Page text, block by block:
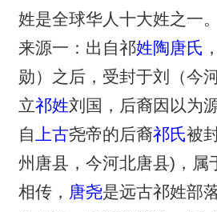
姓是全球华人十大姓之一。
来源一：出自祁姓陶唐氏
勋）之后，受封于刘（今
立祁姓刘国，后裔因以为
自
上古尧帝的后裔祁氏被
州唐县，今河北唐县)，属
相传， 唐尧是远古祁姓部